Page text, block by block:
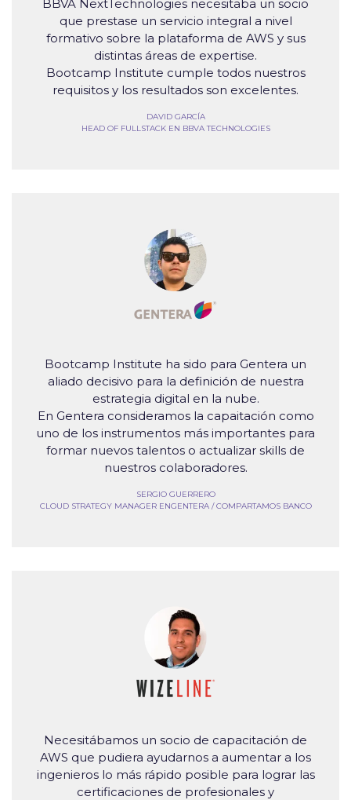
BBVA NextTechnologies necesitaba un socio
que prestase un servicio integral a nivel
formativo sobre la plataforma de AWS y sus
distintas áreas de expertise.
Bootcamp Institute cumple todos nuestros
requisitos y los resultados son excelentes.
DAVID GARCÍA
HEAD OF FULLSTACK EN BBVA TECHNOLOGIES
Bootcamp Institute ha sido para Gentera un
aliado decisivo para la definición de nuestra
estrategia digital en la nube.
En Gentera consideramos la capaitación como
uno de los instrumentos más importantes para
formar nuevos talentos o actualizar skills de
nuestros colaboradores.
SERGIO GUERRERO
CLOUD STRATEGY MANAGER ENGENTERA / COMPARTAMOS BANCO
Necesitábamos un socio de capacitación de
AWS que pudiera ayudarnos a aumentar a los
ingenieros lo más rápido posible para lograr las
certificaciones de profesionales y